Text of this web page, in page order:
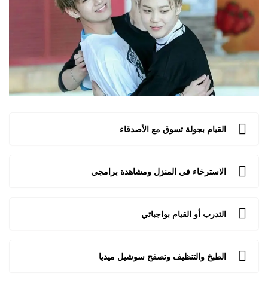
القيام بجولة تسوق مع الأصدقاء
الاسترخاء في المنزل ومشاهدة برامجي
التدرب أو القيام بواجباتي
الطبخ والتنظيف وتصفح سوشيل ميديا